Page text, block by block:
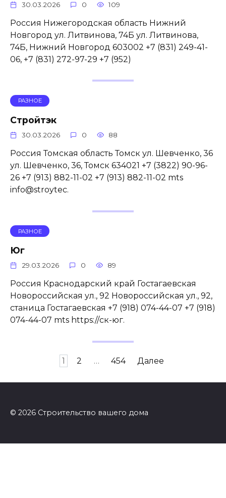
30.03.2026 0 109
Россия Нижегородская область Нижний
Новгород ул. Литвинова, 74Б ул. Литвинова,
74Б, Нижний Новгород 603002 +7 (831) 249-41-
06, +7 (831) 272-97-29 +7 (952)
РАЗНОЕ
Стройтэк
30.03.2026 0 88
Россия Томская область Томск ул. Шевченко, 36
ул. Шевченко, 36, Томск 634021 +7 (3822) 90-96-
26 +7 (913) 882-11-02 +7 (913) 882-11-02 mts
info@stroytec.
РАЗНОЕ
Юг
29.03.2026 0 89
Россия Краснодарский край Гостагаевская
Новороссийская ул., 92 Новороссийская ул., 92,
станица Гостагаевская +7 (918) 074-44-07 +7 (918)
074-44-07 mts https://ск-юг.
1 2 … 454 Далее
© 2026 Строительство вашего дома